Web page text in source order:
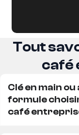
Tout
café
Clé en main
formule
café